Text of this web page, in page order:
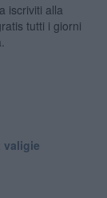
iscriviti alla
tutti i giorni
valigie